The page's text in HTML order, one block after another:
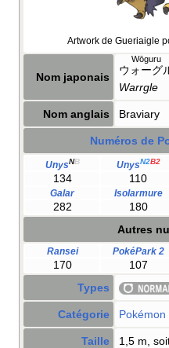
Artwork de Gueriaigle
Nom japonais
ウォーグ
Wōguru
Warrgle
Nom anglais Braviary
Numéros de
UnysNB UnysN2B2
134 110
Galar Isolarmure
282 180
Autres
Ransei PokéPark 2
170 107
Types
Catégorie Pokémon
Taille 1,5 m,